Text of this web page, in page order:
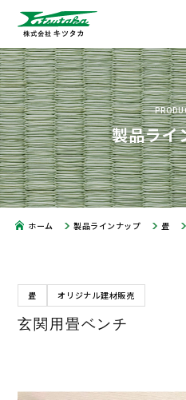
製品ライ
ホーム 製品ラインナップ 畳
畳 オリジナル建材販売
玄関用畳ベンチ